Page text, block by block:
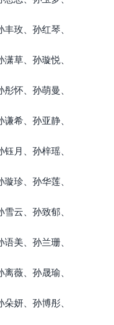
玫、孙红琴、
草、孙璇悦、
怀、孙萌曼、
希、孙亚静、
月、孙梓瑶、
珍、孙华莲、
云、孙致郁、
美、孙兰珊、
薇、孙晟瑜、
妍、孙博彤、